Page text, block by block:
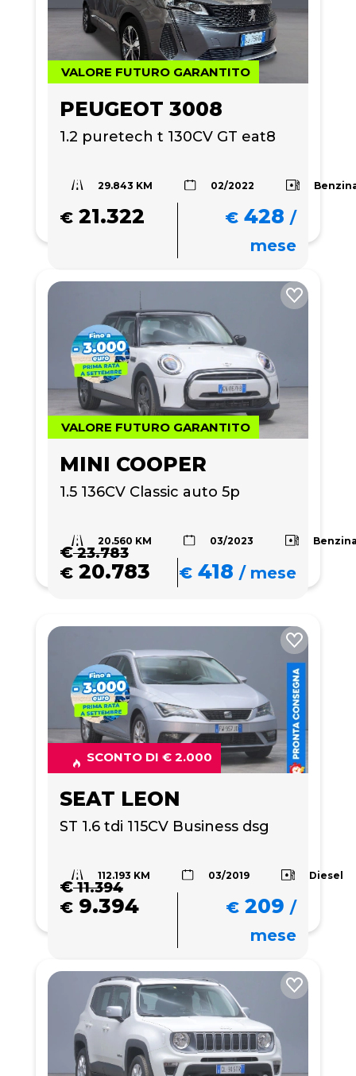
VALORE FUTURO GARANTITO
PEUGEOT 3008
1.2 puretech t 130CV GT eat8
29.843 KM 02/2022
€ 21.322 € 428 /
mese
VALORE FUTURO GARANTITO
MINI COOPER
1.5 136CV Classic auto 5p
20.560 KM 03/2023
€23.783
€ 20.783 € 418 /mese
SCONTO DI € 2.000
SEAT LEON
ST 1.6 tdi 115CV Business dsg
112.193 KM 03/2019 Diesel
€11.394
€ 9.394 € 209 /
mese